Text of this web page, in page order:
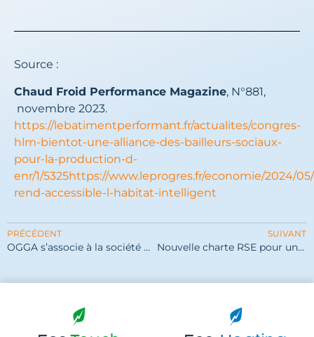
Source :
Chaud Froid Performance Magazine, N°881,
novembre 2023.
https://lebatimentperformant.fr/actualites/congres-
hlm-bientot-une-alliance-des-bailleurs-sociaux-
pour-la-production-d-
enr/1/5325https://www.leprogres.fr/economie/2024/
rend-accessible-l-habitat-intelligent
PRÉCÉDENT
OGGA s’associe à la société Proxiserve
SUIVANT
Nouvelle charte RSE pour un avenir responsable